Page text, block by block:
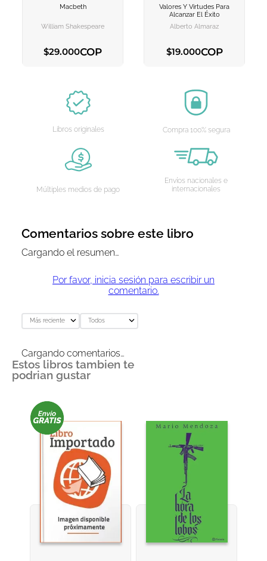
Macbeth
William Shakespeare
$29.000COP
AGREGAR AL
Valores Y Virtudes Para
Alcanzar El Éxito
Alberto Almaraz
$19.000COP
Libros originales Compra 100% segura
Múltiples medios de pago
Envíos nacionales e
internacionales
Comentarios sobre este libro
Cargando el resumen…
Por favor, inicia sesión para escribir un
comentario.
Más reciente Todos
Cargando comentarios…
Estos libros tambien te
podrian gustar